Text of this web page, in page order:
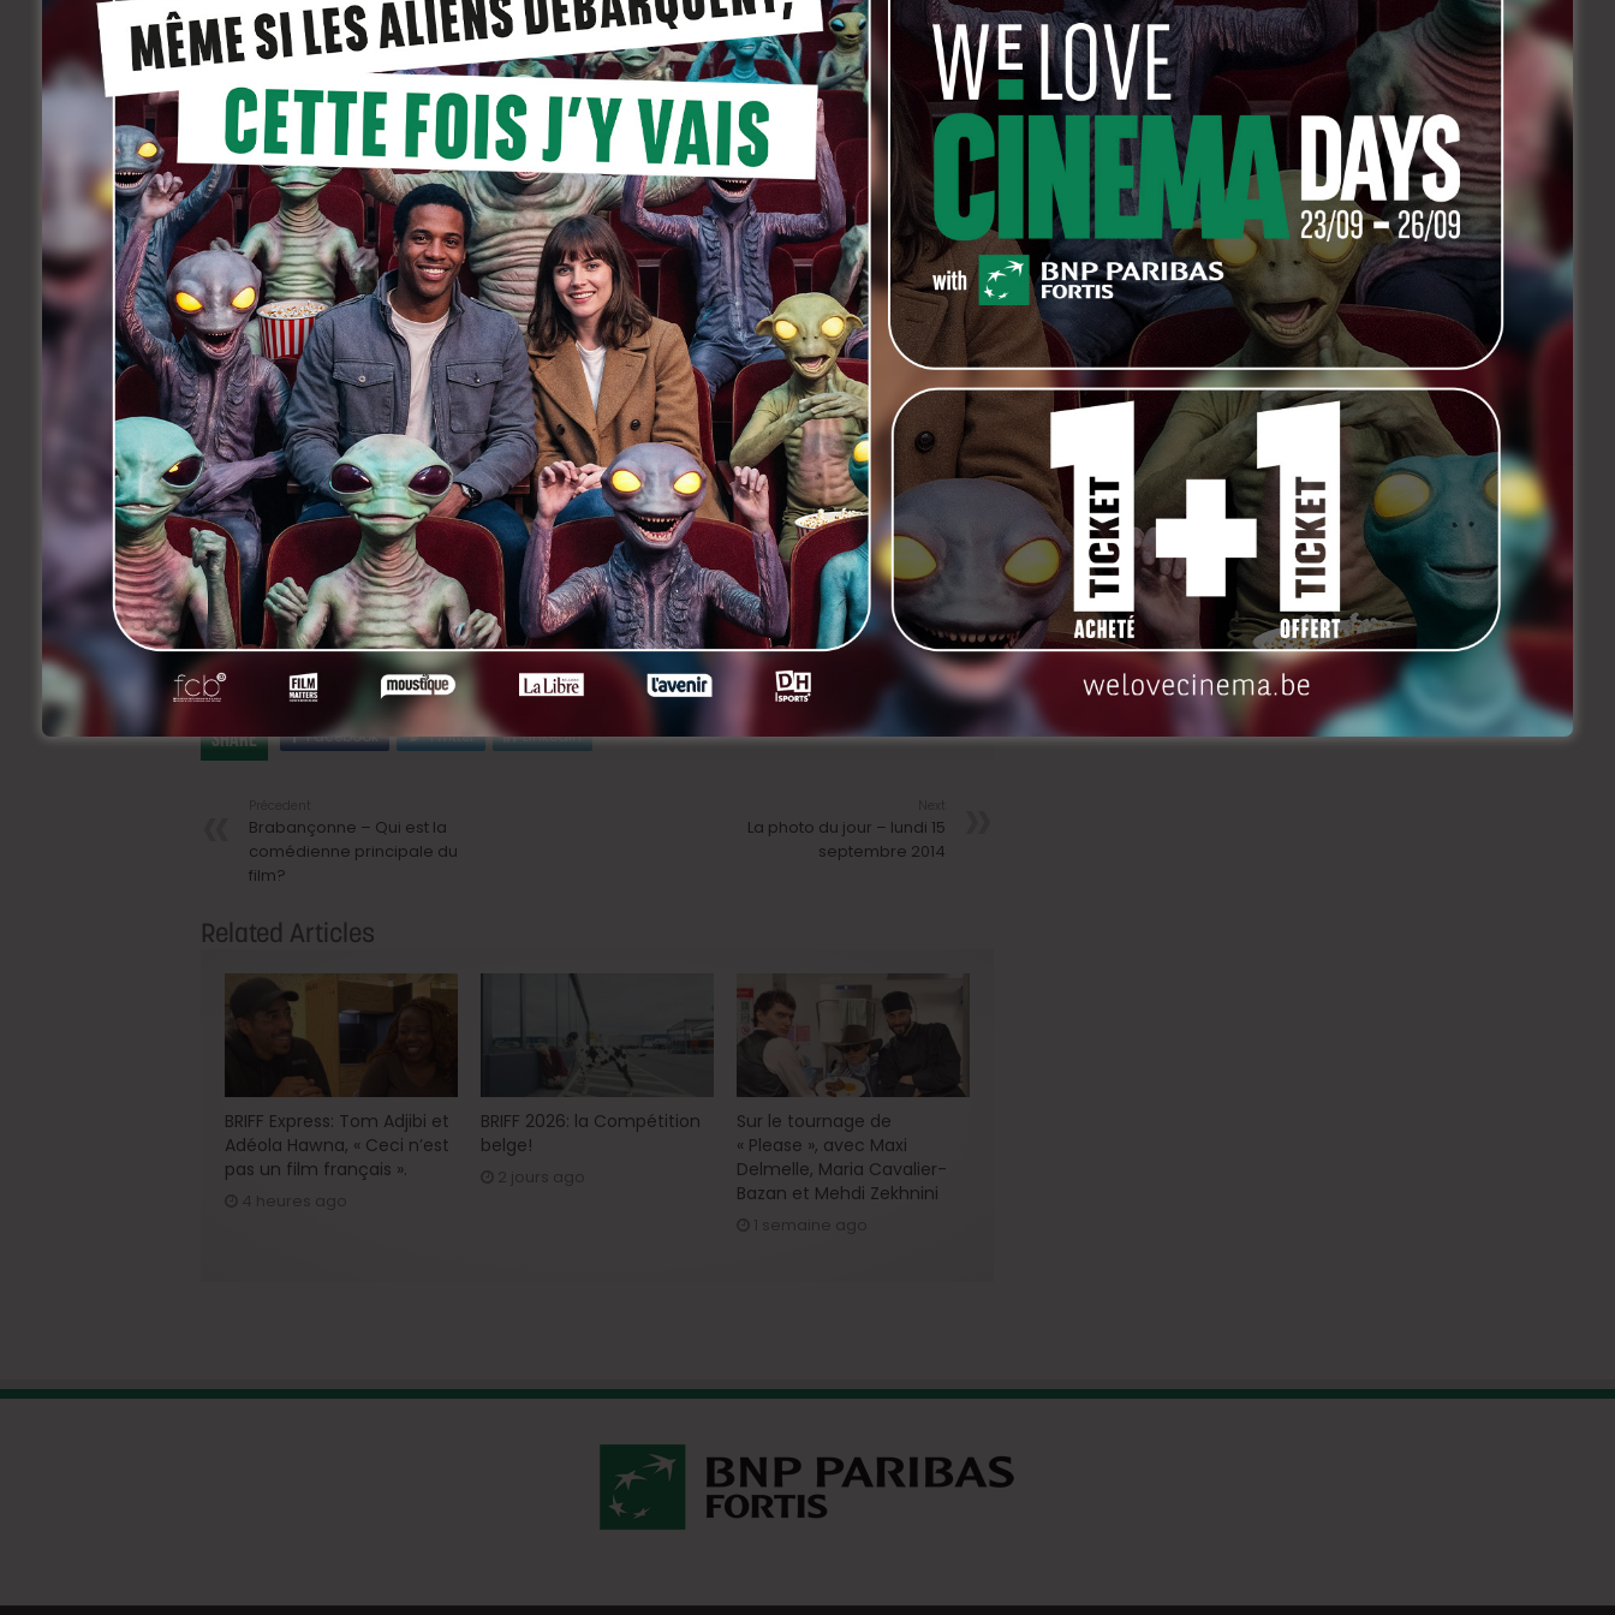
Pitch : « Deux jeunes délinquants en marge de la société provoquent accidentellement la mort
d’une jeune femme. Ils font alors une découverte qui va changer leur vie… »
Le tournage du court métrage se déroulera dans la période du 15 au 25 octobre 2014. Les
prestations seront rémunérées.
Merci d’envoyer vos CV et photos à l’adresse suivante. Seuls les profils correspondant à
l’annonce seront recontactés : casting.scarfilm@gmail.com
La Production (www.scarfilm.net)
NDLR. Cinevox relaie volontiers et gratuitement des annonces qui semblent sérieuses et peuvent
permettre à nos lecteurs de plonger dans le monde du cinéma. Nous ne faisons néanmoins que
mettre en contact une production ou une société avec notre communauté. Pour tous
renseignements complémentaires et revendications éventuelles, merci de vous adresser à
l’adresse présente dans l’annonce.
Share Facebook Twitter LinkedIn
Brabançonne – Qui est la
comédienne principale du
film?
La photo du jour – lundi 15
septembre 2014
Related Articles
BRIFF Express: Tom Adjibi et
Adéola Hawna, « Ceci n’est
pas un film français ».
4 heures ago
BRIFF 2026: la Compétition
belge!
2 jours ago
Sur le tournage de
« Please », avec Maxi
Delmelle, Maria Cavalier-
Bazan et Mehdi Zekhnini
1 semaine ago